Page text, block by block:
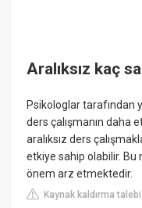
Aralıksız kaç
Psikologlar tarafından
ders çalışmanın daha
aralıksız ders
etkiye sahip olabilir. Bu
önem arz etmektedir.
Kaynak kaldırma talebi